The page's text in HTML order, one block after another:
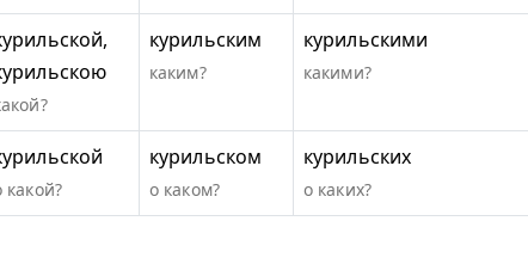
курильским
каким?
курильскими
какими?
какой?
курильском
о каком?
курильских
о каких?